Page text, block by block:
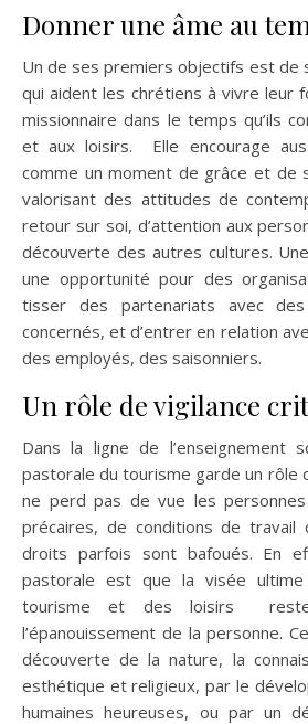
Donner une âme au
Un de ses premiers objectifs est de
qui aident les chrétiens à vivre leur
missionnaire dans le temps qu’ils
et aux loisirs. Elle encourage
comme un moment de grâce et de
valorisant des attitudes de
retour sur soi, d’attention aux
découverte des autres cultures.
une opportunité pour des
tisser des partenariats avec des
concernés, et d’entrer en relation
des employés, des saisonniers.
Un rôle de vigilance
Dans la ligne de l’enseignement
pastorale du tourisme garde un rôle
ne perd pas de vue les personnes
précaires, de conditions de travail
droits parfois sont bafoués. En
pastorale est que la visée
tourisme et des loisirs
l’épanouissement de la personne.
découverte de la nature, la
esthétique et religieux, par le
humaines heureuses, ou par un